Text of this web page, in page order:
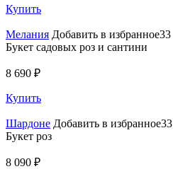
Купить
Мелания Добавить в избранное33
Букет садовых роз и сантини
8 690 ₽
Купить
Шардоне Добавить в избранное33
Букет роз
8 090 ₽